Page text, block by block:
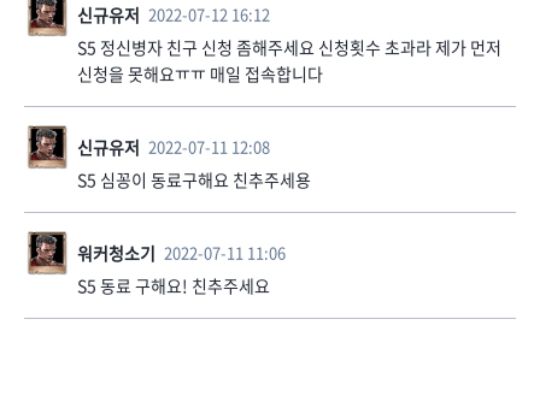
신규유저 2022-07-12 16:12
S5 정신병자 친구 신청 좀해주세요 신청횟수 초과라 제가 먼저
신청을 못해요ㅠㅠ 매일 접속합니다
신규유저 2022-07-11 12:08
S5 심꽁이 동료구해요 친추주세용
워커청소기 2022-07-11 11:06
S5 동료 구해요! 친추주세요